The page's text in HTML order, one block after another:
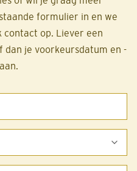
formulier in en we
contact op. Liever een
dan je voorkeursdatum en -